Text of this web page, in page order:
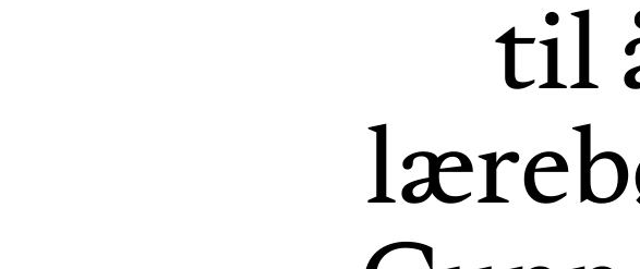
til